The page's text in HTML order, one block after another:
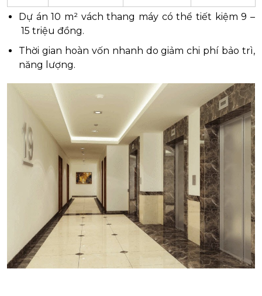
Dự án 10 m² vách thang máy có thể tiết kiệm 9 –
15 triệu đồng.
Thời gian hoàn vốn nhanh do giảm chi phí bảo trì,
năng lượng.